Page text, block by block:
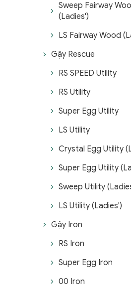
Sweep Fairway
(Ladies')
LS Fairway Wood
Gậy Rescue
RS SPEED Utility
RS Utility
Super Egg Utility
LS Utility
Crystal Egg Utility
Super Egg Utility
Sweep Utility
LS Utility (Ladies')
Gậy Iron
RS Iron
Super Egg Iron
00 Iron